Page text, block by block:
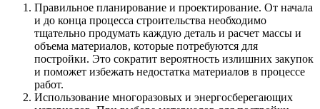
Правильное планирование и проектирование. От начала
и до конца процесса строительства необходимо
тщательно продумать каждую деталь и расчет массы и
объема материалов, которые потребуются для
постройки. Это сократит вероятность излишних закупок
и поможет избежать недостатка материалов в процессе
работ.
Использование многоразовых и энергосберегающих